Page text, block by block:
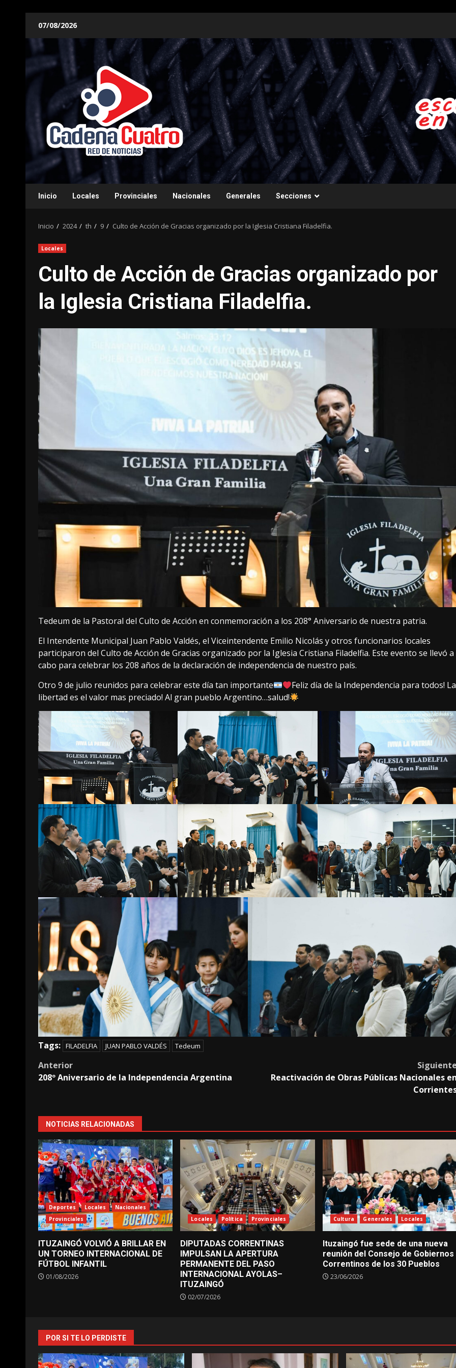
contenido
07/08/2026
Inicio Locales Provinciales Nacionales Generales Secciones
Inicio 2024 th 9 Culto de Acción de Gracias organizado por la Iglesia Cristiana Filadelfia.
Locales
Culto de Acción de Gracias organizado por
la Iglesia Cristiana Filadelfia.
Tedeum de la Pastoral del Culto de Acción en conmemoración a los 208° Aniversario de nuestra patria.
El Intendente Municipal Juan Pablo Valdés, el Viceintendente Emilio Nicolás y otros funcionarios locales
participaron del Culto de Acción de Gracias organizado por la Iglesia Cristiana Filadelfia. Este evento se llevó a
cabo para celebrar los 208 años de la declaración de independencia de nuestro país.
Otro 9 de julio reunidos para celebrar este día tan importante
Feliz día de la Independencia para todos! La
libertad es el valor mas preciado! Al gran pueblo Argentino…salud!
Tags: FILADELFIA JUAN PABLO VALDÉS Tedeum
Post
Anterior
208º Aniversario de la Independencia Argentina
Reactivación de Obras Públicas Nacionales
NOTICIAS RELACIONADAS
Deportes Locales
Nacionales
Provinciales
ITUZAINGÓ VOLVIÓ A BRILLAR EN
UN TORNEO INTERNACIONAL DE
FÚTBOL INFANTIL
01/08/2026
Locales Política Provinciales
DIPUTADAS CORRENTINAS
IMPULSAN LA APERTURA
PERMANENTE DEL PASO
INTERNACIONAL AYOLAS–
ITUZAINGÓ
02/07/2026
Cultura Generales Locales
Ituzaingó fue sede de una nueva
reunión del Consejo de Gobiernos
Correntinos de los 30 Pueblos
23/06/2026
POR SI TE LO PERDISTE